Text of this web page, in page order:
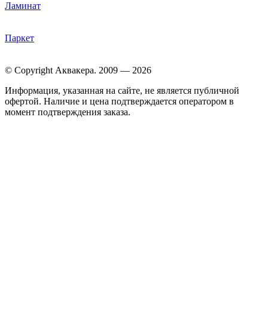
Ламинат
Паркет
© Copyright Аквакера. 2009 — 2026
Информация, указанная на сайте, не является публичной
офертой. Наличие и цена подтверждается оператором в
момент подтверждения заказа.